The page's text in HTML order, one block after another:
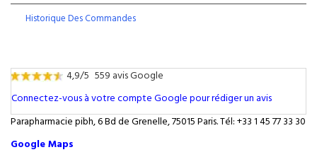
Historique Des Commandes
4,9/5 559 avis Google
Connectez-vous à votre compte Google pour rédiger un avis
Parapharmacie pibh, 6 Bd de Grenelle, 75015 Paris. Tél: +33 1 45 77 33 30
Google Maps